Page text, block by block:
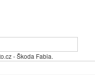
- Škoda Fabia.